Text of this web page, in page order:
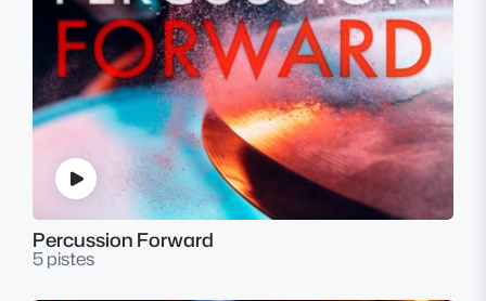
Percussion Forward
5 pistes